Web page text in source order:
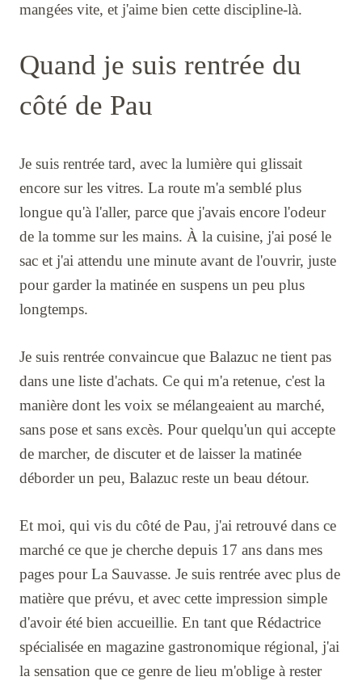
mangées vite, et j'aime bien cette discipline-là.
Quand je suis rentrée du
côté de Pau
Je suis rentrée tard, avec la lumière qui glissait
encore sur les vitres. La route m'a semblé plus
longue qu'à l'aller, parce que j'avais encore l'odeur
de la tomme sur les mains. À la cuisine, j'ai posé le
sac et j'ai attendu une minute avant de l'ouvrir, juste
pour garder la matinée en suspens un peu plus
longtemps.
Je suis rentrée convaincue que Balazuc ne tient pas
dans une liste d'achats. Ce qui m'a retenue, c'est la
manière dont les voix se mélangeaient au marché,
sans pose et sans excès. Pour quelqu'un qui accepte
de marcher, de discuter et de laisser la matinée
déborder un peu, Balazuc reste un beau détour.
Et moi, qui vis du côté de Pau, j'ai retrouvé dans ce
marché ce que je cherche depuis 17 ans dans mes
pages pour La Sauvasse. Je suis rentrée avec plus de
matière que prévu, et avec cette impression simple
d'avoir été bien accueillie. En tant que Rédactrice
spécialisée en magazine gastronomique régional, j'ai
la sensation que ce genre de lieu m'oblige à rester